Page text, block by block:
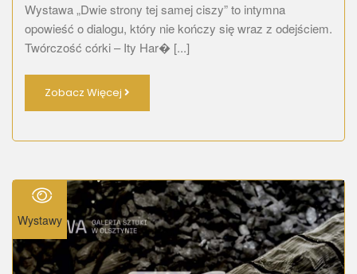
Wystawa „Dwie strony tej samej ciszy” to intymna
opowieść o dialogu, który nie kończy się wraz z odejściem.
Twórczość córki – Ity Har� [...]
Zobacz Więcej
Wystawy